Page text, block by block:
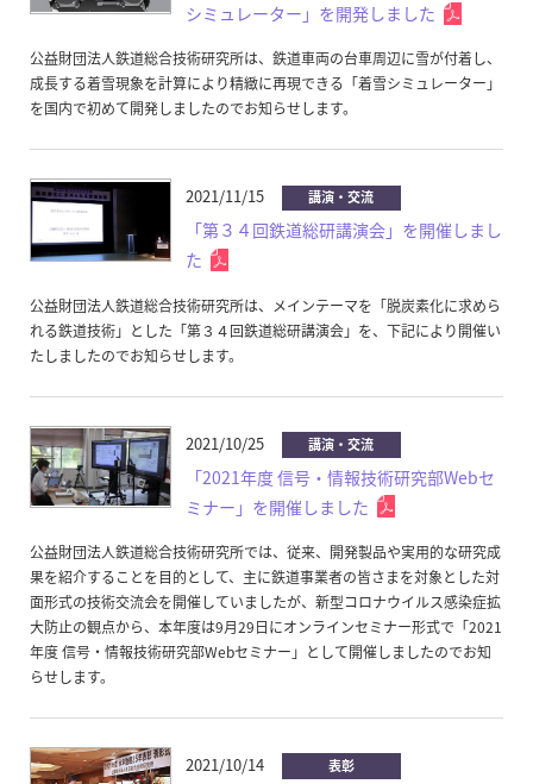
シミュレーター」を開発しました
公益財団法人鉄道総合技術研究所は、鉄道車両の台車周辺に雪が付着し、
成長する着雪現象を計算により精緻に再現できる「着雪シミュレーター」
を国内で初めて開発しましたのでお知らせします。
2021/11/15 講演・交流
「第３４回鉄道総研講演会」を開催しまし
た
公益財団法人鉄道総合技術研究所は、メインテーマを「脱炭素化に求めら
れる鉄道技術」とした「第３４回鉄道総研講演会」を、下記により開催い
たしましたのでお知らせします。
2021/10/25 講演・交流
「2021年度 信号・情報技術研究部Webセ
ミナー」を開催しました
公益財団法人鉄道総合技術研究所では、従来、開発製品や実用的な研究成
果を紹介することを目的として、主に鉄道事業者の皆さまを対象とした対
面形式の技術交流会を開催していましたが、新型コロナウイルス感染症拡
大防止の観点から、本年度は9月29日にオンラインセミナー形式で「2021
年度 信号・情報技術研究部Webセミナー」として開催しましたのでお知
らせします。
2021/10/14 表彰